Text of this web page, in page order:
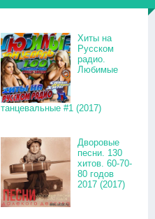
Хиты на
Русском
радио.
Любимые
танцевальные #1 (2017)
Дворовые
песни. 130
хитов. 60-70-
80 годов
2017 (2017)